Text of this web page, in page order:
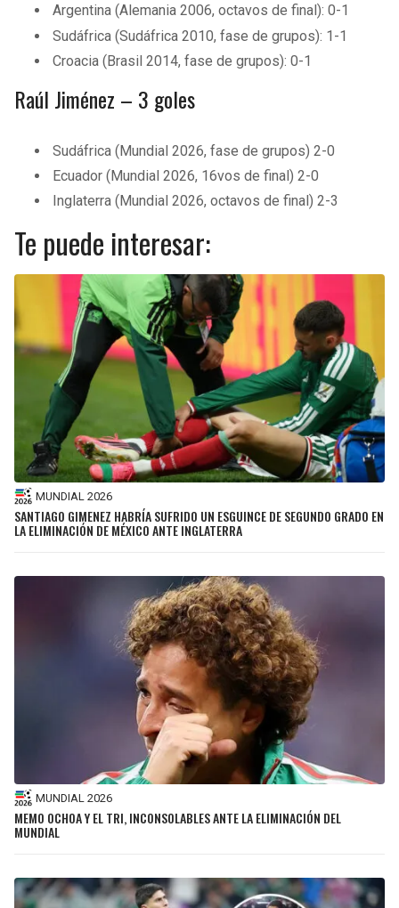
Argentina (Alemania 2006, octavos de final): 0-1
Sudáfrica (Sudáfrica 2010, fase de grupos): 1-1
Croacia (Brasil 2014, fase de grupos): 0-1
Raúl Jiménez – 3 goles
Sudáfrica (Mundial 2026, fase de grupos) 2-0
Ecuador (Mundial 2026, 16vos de final) 2-0
Inglaterra (Mundial 2026, octavos de final) 2-3
Te puede interesar:
MUNDIAL 2026
SANTIAGO GIMENEZ HABRÍA SUFRIDO UN ESGUINCE DE SEGUNDO GRADO EN
LA ELIMINACIÓN DE MÉXICO ANTE INGLATERRA
MUNDIAL 2026
MEMO OCHOA Y EL TRI, INCONSOLABLES ANTE LA ELIMINACIÓN DEL
MUNDIAL